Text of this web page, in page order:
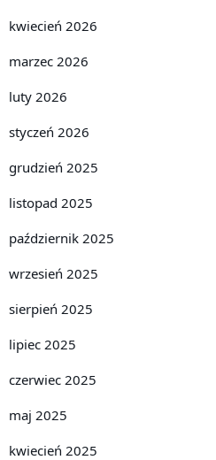
kwiecień 2026
marzec 2026
luty 2026
styczeń 2026
grudzień 2025
listopad 2025
październik 2025
wrzesień 2025
sierpień 2025
lipiec 2025
czerwiec 2025
maj 2025
kwiecień 2025